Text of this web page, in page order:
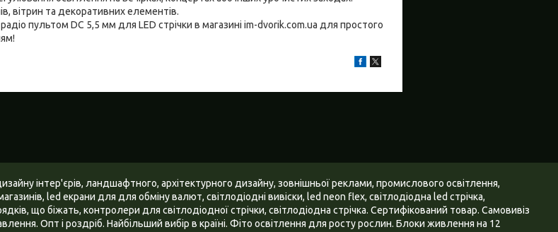
вітрин та декоративних елементів.
пультом DC 5,5 мм для LED стрічки в магазині im-dvorik.com.ua для простого
інтер'єрів, ландшафтного, архітектурного дизайну, зовнішньої реклами, промислового освітлення,
led екрани для для обміну валют, світлодіодні вивіски, led neon flex, світлодіодна led стрічка,
що біжать, контролери для світлодіодної стрічки, світлодіодна стрічка. Сертифікований товар. Самовивіз
Опт і роздріб. Найбільший вибір в країні. Фіто освітлення для росту рослин. Блоки живлення на 12